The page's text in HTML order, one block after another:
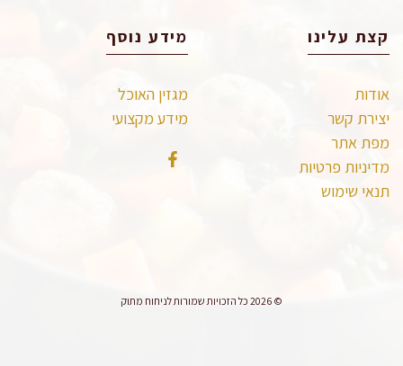
קצת עלינו
אודות
יצירת קשר
מפת אתר
מדיניות פרטיות
תנאי שימוש
מידע נוסף
מגזין האוכל
מידע מקצועי
© 2026 כל הזכויות שמורות לניחוח מתוק